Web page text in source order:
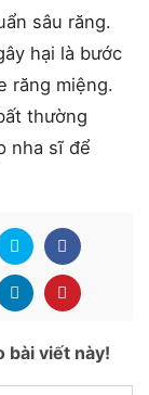
sâu răng.
hại là bước
răng miệng.
thường
nha sĩ để
bài viết này!